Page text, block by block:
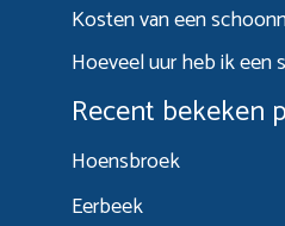
Kosten van een
Hoeveel uur heb ik een
Recent bekeken
Hoensbroek
Eerbeek